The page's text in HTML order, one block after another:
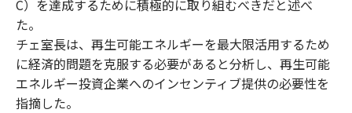
C）を達成するために積極的に取り組むべきだと述べ
た。
チェ室長は、再生可能エネルギーを最大限活用するため
に経済的問題を克服する必要があると分析し、再生可能
エネルギー投資企業へのインセンティブ提供の必要性を
指摘した。